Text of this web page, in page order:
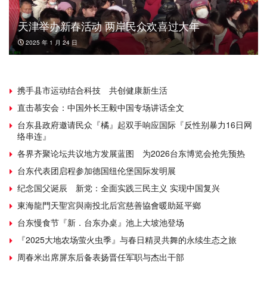
天津举办新春活动 两岸民众欢喜过大年
2025 年 1 月 24 日
携手县市运动结合科技 共创健康新生活
直击慕安会：中国外长王毅中国专场讲话全文
台东县政府邀请民众『橘』起双手响应国际『反性别暴力16日网
络串连』
各界齐聚论坛共议地方发展蓝图 为2026台东博览会抢先预热
台东代表团启程参加德国纽伦堡国际发明展
纪念国父诞辰 新党：全面实践三民主义 实现中国复兴
東海龍門天聖宮與南投北后宮慈善協會暖助延平鄉
台东慢食节『新．台东办桌』池上大坡池登场
『2025大地农场萤火虫季』与春日精灵共舞的永续生态之旅
周春米出席屏东后备表扬晋任军职与杰出干部